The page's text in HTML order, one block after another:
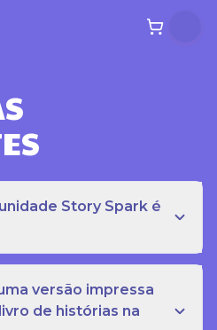
Story Spark é
versão impressa
de histórias na